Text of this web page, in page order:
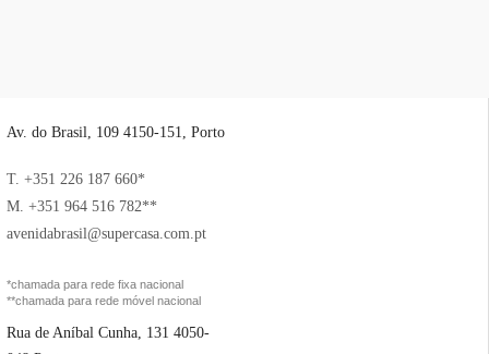
Av. do Brasil, 109 4150-151, Porto
T. +351 226 187 660*
M. +351 964 516 782**
avenidabrasil@supercasa.com.pt
*chamada para rede fixa nacional
**chamada para rede móvel nacional
Rua de Aníbal Cunha, 131 4050-